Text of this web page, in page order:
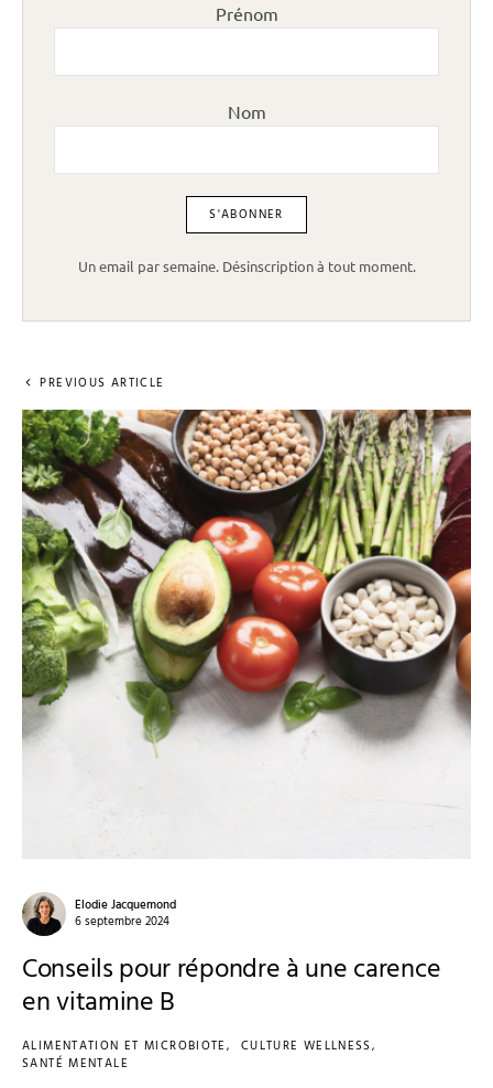
Prénom
Nom
Un email par semaine. Désinscription à tout moment.
PREVIOUS ARTICLE
Elodie Jacquemond
6 septembre 2024
Conseils pour répondre à une carence
en vitamine B
ALIMENTATION ET MICROBIOTE
CULTURE WELLNESS
SANTÉ MENTALE